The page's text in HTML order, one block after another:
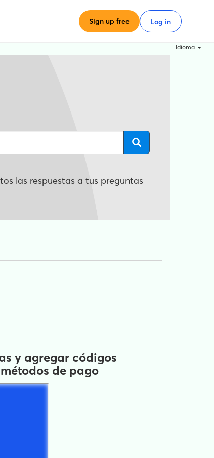
Sign up free Log in
Idioma
las respuestas a tus preguntas
y agregar códigos
de pago